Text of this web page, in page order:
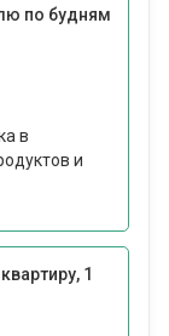
по будням
в
и
1